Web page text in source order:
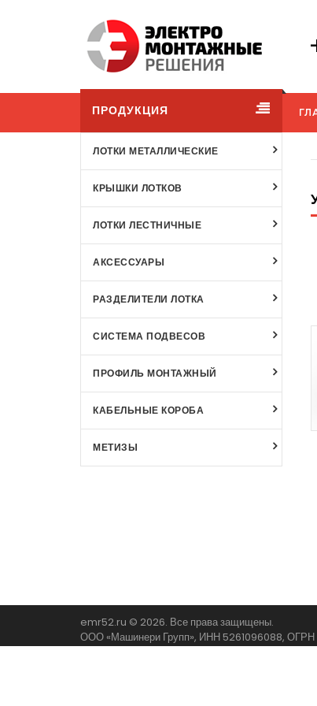
ПРОДУКЦИЯ
ЛОТКИ МЕТАЛЛИЧЕСКИЕ
КРЫШКИ ЛОТКОВ
ЛОТКИ ЛЕСТНИЧНЫЕ
АКСЕССУАРЫ
РАЗДЕЛИТЕЛИ ЛОТКА
СИСТЕМА ПОДВЕСОВ
ПРОФИЛЬ МОНТАЖНЫЙ
КАБЕЛЬНЫЕ КОРОБА
МЕТИЗЫ
emr52.ru © 2026. Все права защищены.
ООО «Машинери Групп», ИНН 5261096088, ОГРН